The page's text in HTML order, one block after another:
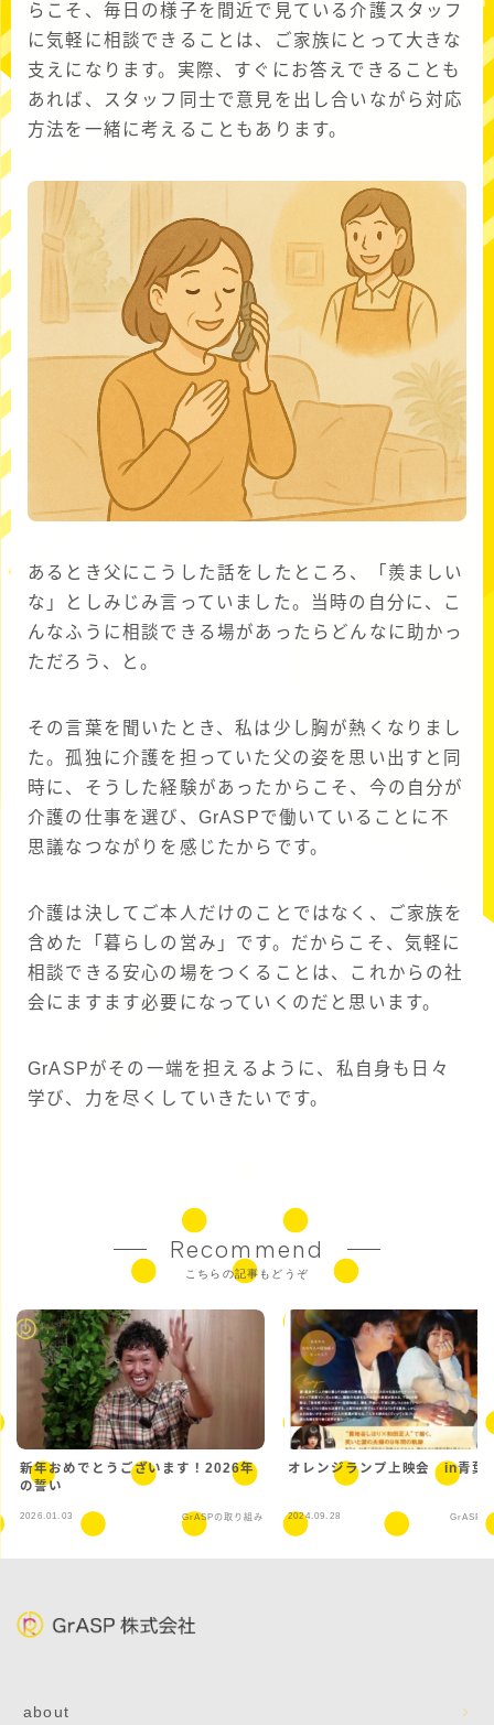
らこそ、毎日の様子を間近で見ている介護スタッフ
に気軽に相談できることは、ご家族にとって大きな
支えになります。実際、すぐにお答えできることも
あれば、スタッフ同士で意見を出し合いながら対応
方法を一緒に考えることもあります。
あるとき父にこうした話をしたところ、「羨ましい
な」としみじみ言っていました。当時の自分に、こ
んなふうに相談できる場があったらどんなに助かっ
ただろう、と。
その言葉を聞いたとき、私は少し胸が熱くなりまし
た。孤独に介護を担っていた父の姿を思い出すと同
時に、そうした経験があったからこそ、今の自分が
介護の仕事を選び、GrASPで働いていることに不
思議なつながりを感じたからです。
介護は決してご本人だけのことではなく、ご家族を
含めた「暮らしの営み」です。だからこそ、気軽に
相談できる安心の場をつくることは、これからの社
会にますます必要になっていくのだと思います。
GrASPがその一端を担えるように、私自身も日々
学び、力を尽くしていきたいです。
Recommend
こちらの記事もどうぞ
新年おめでとうございます！2026年
の誓い
2026.01.03 GrASPの取り組み
オレンジランプ上映会 in青葉
2024.09.28 GrASPの
about